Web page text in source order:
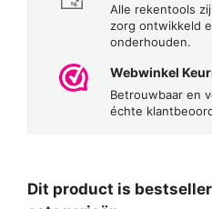
Alle rekentools
zorg ontwikkeld
onderhouden.
Webwinkel
Betrouwbaar en
échte
Dit product is